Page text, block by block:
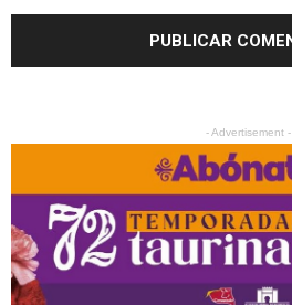
- Advertisement -